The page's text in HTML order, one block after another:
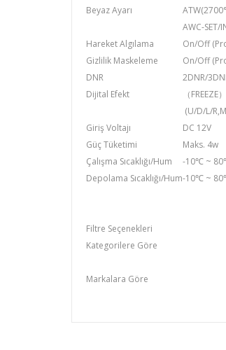
Beyaz Ayarı
AWC-SET/
Hareket Algılama
On/Off
Gizlilik Maskeleme
On/Off
DNR
2DNR/
Dijital Efekt
（FREEZE）
(U/D/L/
Giriş Voltajı
DC 12V
Güç Tüketimi
Maks. 4w
Çalışma Sıcaklığı/Hum
-10℃ ~
Depolama Sıcaklığı/Hum-10℃ ~
Filtre Seçenekleri
Kategorilere Göre
Markalara Göre